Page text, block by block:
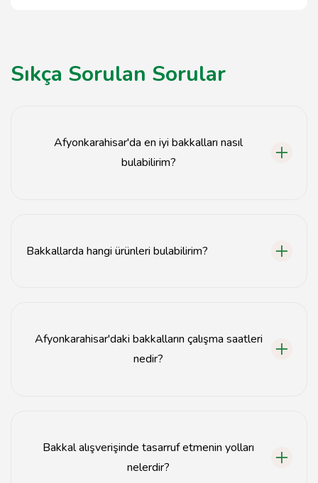
Sıkça Sorulan Sorular
Afyonkarahisar'da en iyi bakkalları nasıl
bulabilirim?
Bakkallarda hangi ürünleri bulabilirim?
Afyonkarahisar'daki bakkalların çalışma saatleri
nedir?
Bakkal alışverişinde tasarruf etmenin yolları
nelerdir?